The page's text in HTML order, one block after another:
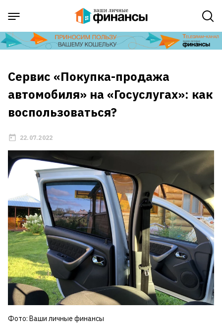
Сервис «Покупка-продажа
автомобиля» на «Госуслугах»: как
воспользоваться?
22.07.2022
Фото: Ваши личные финансы